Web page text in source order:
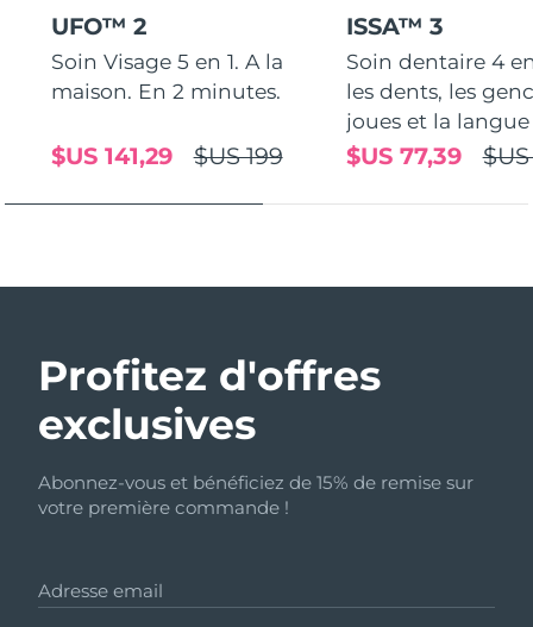
UFO™ 2
Soin Visage 5 en 1. A la
maison. En 2 minutes.
$US 199
$US 141,29
ISSA™ 3
Soin dentaire 4
les dents, les
joues et la langue
$US 77,39
Profitez d'offres
exclusives
Abonnez-vous et bénéficiez de 15% de remise sur
votre première commande !
Adresse email